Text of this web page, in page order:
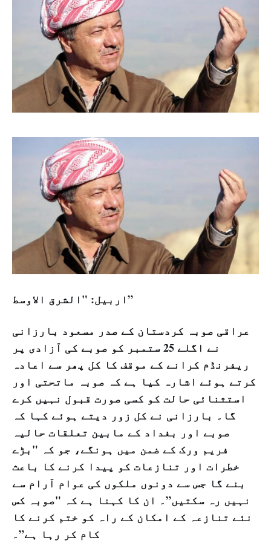
اربیل: "الشرق الاوسط”
عراقی صوبہ کردستان کے صدر مسعود بارزانی
نے اگلے 25 ستمبر کو صوبے کی آزادی پر
ریفرنڈم کرانے کے موقف کا کل پھر سے اعادہ
کرتے ہوئے اشارہ کیا ہے کہ صوبہ ماتحتی اور
استثنائی حالت کو کسی صورت قبول نہیں کرے
گا۔ بارزانی نے کل زور دیتے ہوئے کہا کہ
صوبے اور بغداد کے مابین تعلقات حالیہ
فریم ورک کے ضمن میں ہونگے، جو کہ "بڑے
خطرات اور تنازعات کو پیدا کرنے کا باعث
بنے گا جس سے دونوں ملکوں کی عوام آرام سے
نہیں رہ سکتیں”۔ ان کا کہنا ہے کہ "صوبہ کس
نئے تنازعہ کے امکان کے راہ کو ختم کرنے کا
کام کر رہا ہے”۔